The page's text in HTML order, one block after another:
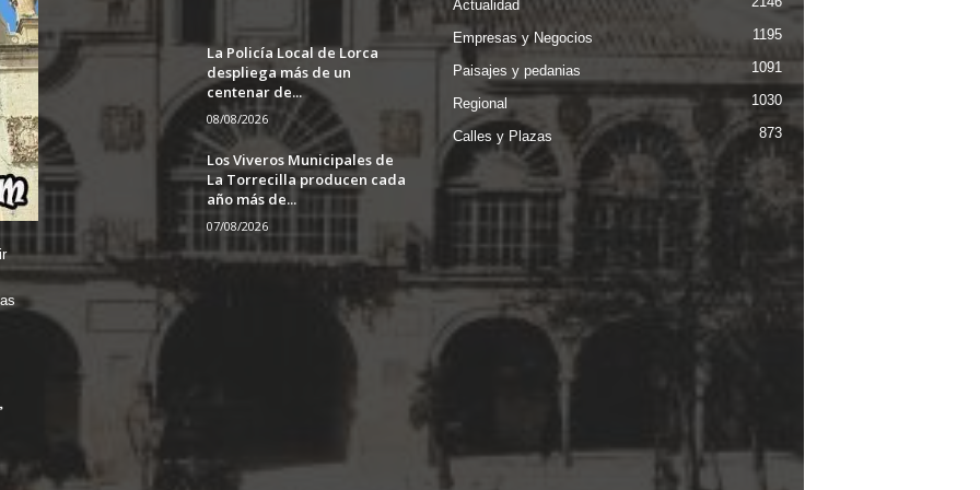
La Policía Local de Lorca
despliega más de un
centenar de...
08/08/2026
Los Viveros Municipales de
La Torrecilla producen cada
año más de...
07/08/2026
Actualidad
Empresas y Negocios 1195
Paisajes y pedanias 1091
Regional 1030
Calles y Plazas 873